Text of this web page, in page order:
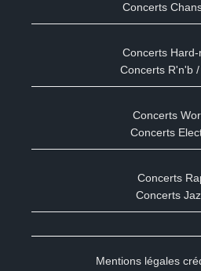
Concerts
Concerts
Concerts R'n'b
Concerts
Concerts
Concerts
Concerts
Mentions légales